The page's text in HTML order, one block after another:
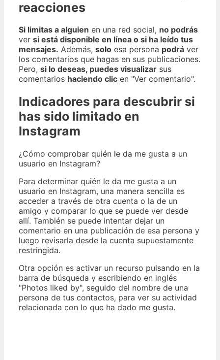
reacciones
Si limitas a alguien en una red social, no podrás
ver si está disponible en línea o si ha leído tus
mensajes. Además, solo esa persona podrá ver
los comentarios que hagas en sus publicaciones.
Pero, si lo deseas, puedes visualizar sus
comentarios haciendo clic en "Ver comentario".
Indicadores para descubrir si
has sido limitado en
Instagram
¿Cómo comprobar quién le da me gusta a un
usuario en Instagram?
Para determinar quién le da me gusta a un
usuario en Instagram, una manera sencilla es
acceder a través de otra cuenta o la de un
amigo y comparar lo que se puede ver desde
allí. También se puede intentar dejar un
comentario en una publicación de esa persona y
luego revisarla desde la cuenta supuestamente
restringida.
Otra opción es activar un recurso pulsando en la
barra de búsqueda y escribiendo en inglés
"Photos liked by", seguido del nombre de una
persona de tus contactos, para ver su actividad
relacionada con lo que ha dado me gusta.